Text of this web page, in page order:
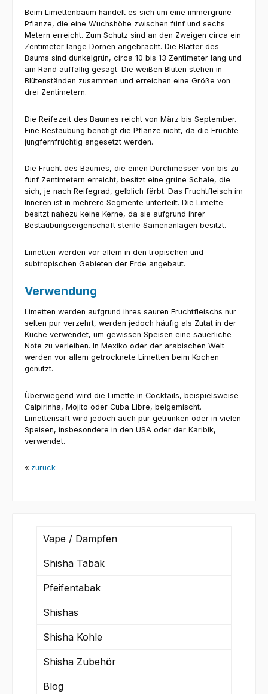
Beim Limettenbaum handelt es sich um eine immergrüne
Pflanze, die eine Wuchshöhe zwischen fünf und sechs
Metern erreicht. Zum Schutz sind an den Zweigen circa ein
Zentimeter lange Dornen angebracht. Die Blätter des
Baums sind dunkelgrün, circa 10 bis 13 Zentimeter lang und
am Rand auffällig gesägt. Die weißen Blüten stehen in
Blütenständen zusammen und erreichen eine Größe von
drei Zentimetern.
Die Reifezeit des Baumes reicht von März bis September.
Eine Bestäubung benötigt die Pflanze nicht, da die Früchte
jungfernfrüchtig angesetzt werden.
Die Frucht des Baumes, die einen Durchmesser von bis zu
fünf Zentimetern erreicht, besitzt eine grüne Schale, die
sich, je nach Reifegrad, gelblich färbt. Das Fruchtfleisch im
Inneren ist in mehrere Segmente unterteilt. Die Limette
besitzt nahezu keine Kerne, da sie aufgrund ihrer
Bestäubungseigenschaft sterile Samenanlagen besitzt.
Limetten werden vor allem in den tropischen und
subtropischen Gebieten der Erde angebaut.
Verwendung
Limetten werden aufgrund ihres sauren Fruchtfleischs nur
selten pur verzehrt, werden jedoch häufig als Zutat in der
Küche verwendet, um gewissen Speisen eine säuerliche
Note zu verleihen. In Mexiko oder der arabischen Welt
werden vor allem getrocknete Limetten beim Kochen
genutzt.
Überwiegend wird die Limette in Cocktails, beispielsweise
Caipirinha, Mojito oder Cuba Libre, beigemischt.
Limettensaft wird jedoch auch pur getrunken oder in vielen
Speisen, insbesondere in den USA oder der Karibik,
verwendet.
« zurück
Vape / Dampfen
Shisha Tabak
Pfeifentabak
Shishas
Shisha Kohle
Shisha Zubehör
Blog